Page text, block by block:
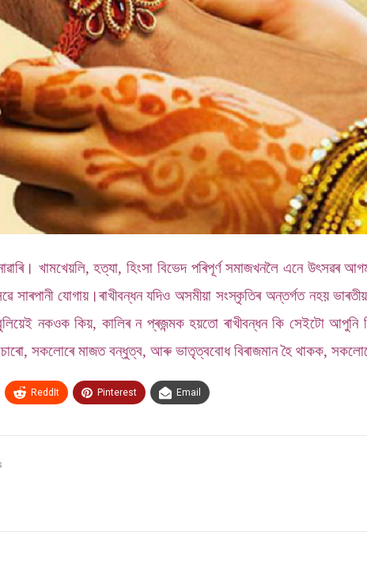
খামখেয়লি, হত্যা, হিংসা বিভেদ পৰিপূৰ্ণ সমাজখনলৈ এনে উৎসৱৰ
যোগায়।ৰাখীবন্ধন যদিও অসমীয়া সংস্কৃতিৰ অন্তৰ্গত নহয়
নকওক কিয়, কালিৰ ন প্ৰজন্মক হয়তো ৰাখীবন্ধন কি সেইটো আপুনি
সকলোৰে মাজত বন্ধুত্ব, আৰু ভাতৃত্ববোধ বিৰাজমান হৈ থাকক,
ReddIt Pinterest Email